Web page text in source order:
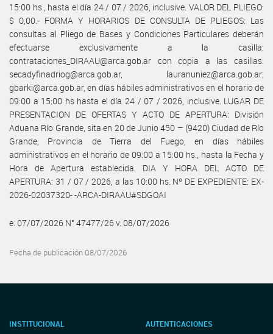
15:00 hs., hasta el día 24 / 07 / 2026, inclusive. VALOR DEL PLIEGO:
$ 0,00.- FORMA Y HORARIOS DE CONSULTA DE PLIEGOS: Las
consultas al Pliego de Bases y Condiciones Particulares deberán
efectuarse exclusivamente a la casilla:
contrataciones_DIRAAU@arca.gob.ar con copia a las casillas:
secadyfinadriog@arca.gob.ar, lauranuniez@arca.gob.ar;
gbarki@arca.gob.ar, en días hábiles administrativos en el horario de
09:00 a 15:00 hs hasta el día 24 / 07 / 2026, inclusive. LUGAR DE
PRESENTACION DE OFERTAS Y ACTO DE APERTURA: División
Aduana Río Grande, sita en 20 de Junio 450 – (9420) Ciudad de Río
Grande, Provincia de Tierra del Fuego, en días hábiles
administrativos en el horario de 09:00 a 15:00 hs., hasta la Fecha y
Hora de Apertura establecida. DIA Y HORA DEL ACTO DE
APERTURA: 31 / 07 / 2026, a las 10:00 hs. Nº DE EXPEDIENTE: EX-
2026-02037320- -ARCA-DIRAAU#SDGOAI
e. 07/07/2026 N° 47477/26 v. 08/07/2026
Fecha de publicación 08/07/2026
INSTITUCIONAL AUTENTICACIONES